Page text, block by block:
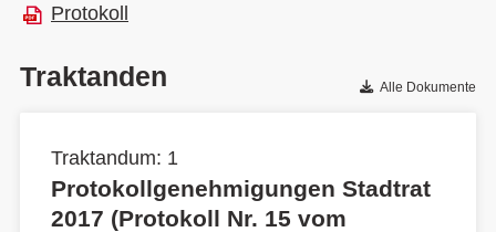
Protokoll
Traktanden Alle Dokumente
Traktandum: 1
Protokollgenehmigungen Stadtrat
2017 (Protokoll Nr. 15 vom